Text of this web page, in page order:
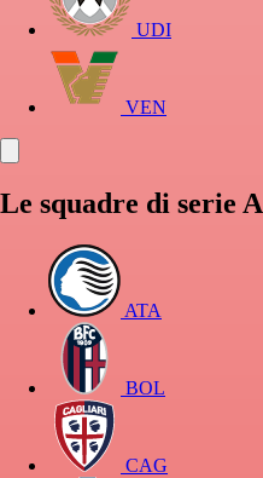
UDI
VEN
Le squadre di serie A
ATA
BOL
CAG